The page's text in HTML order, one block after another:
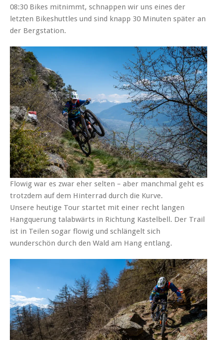
08:30 Bikes mitnimmt, schnappen wir uns eines der
letzten Bikeshuttles und sind knapp 30 Minuten später an
der Bergstation.
Flowig war es zwar eher selten – aber manchmal geht es
trotzdem auf dem Hinterrad durch die Kurve.
Unsere heutige Tour startet mit einer recht langen
Hangquerung talabwärts in Richtung Kastelbell. Der Trail
ist in Teilen sogar flowig und schlängelt sich
wunderschön durch den Wald am Hang entlang.